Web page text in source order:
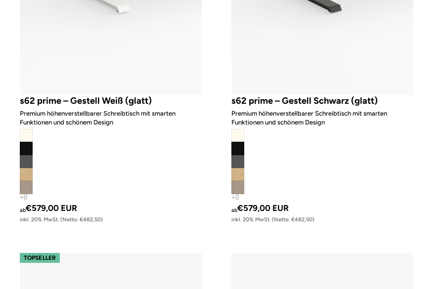
s62 prime – Gestell Weiß (glatt)
Premium höhenverstellbarer Schreibtisch mit smarten
Funktionen und schönem Design
ab€579,00 EUR
inkl. 20% MwSt. (Netto: €482,50)
s62 prime – Gestell Schwarz (glatt)
Premium höhenverstellbarer Schreibtisch mit smarten
Funktionen und schönem Design
ab€579,00 EUR
inkl. 20% MwSt. (Netto: €482,50)
s110 – Gestell Schwarz (glatt)
TOPSELLER